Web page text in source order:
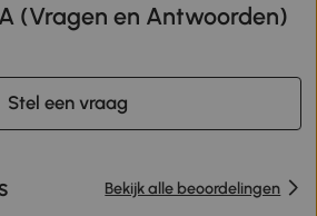
Stel een vraag
Bekijk alle beoordelingen